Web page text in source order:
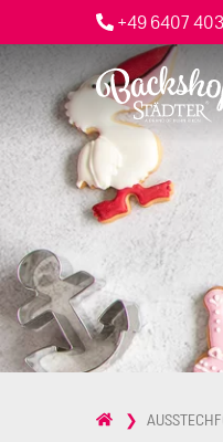
+49 6407